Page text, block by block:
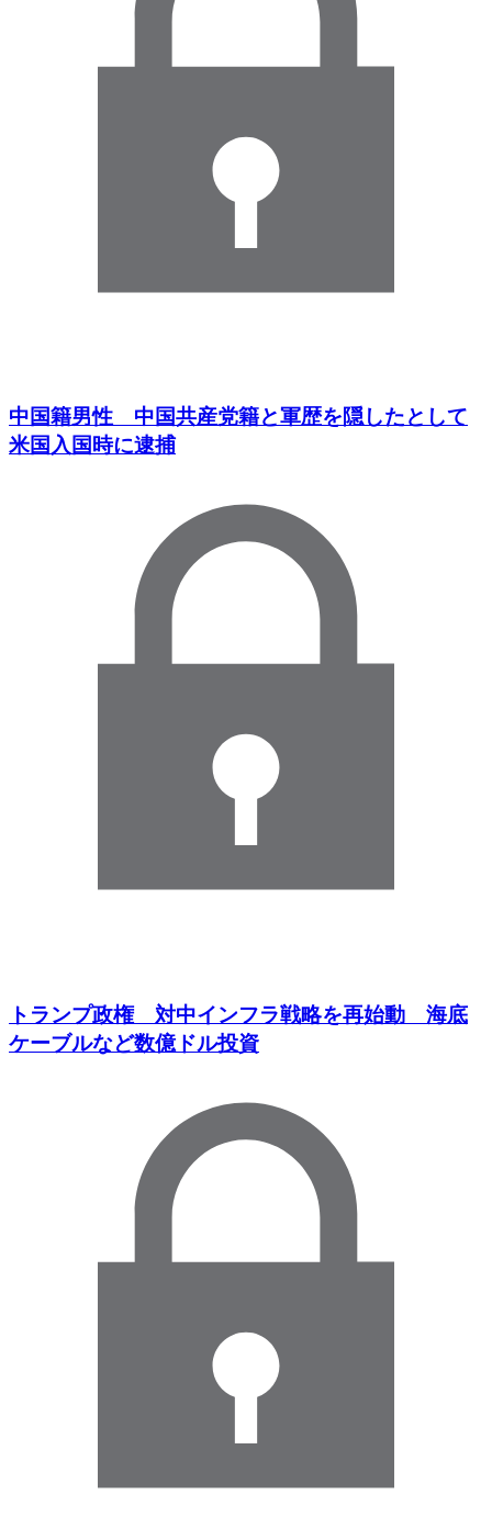
中国籍男性 中国共産党籍と軍歴を隠したとして
米国入国時に逮捕
トランプ政権 対中インフラ戦略を再始動 海底
ケーブルなど数億ドル投資